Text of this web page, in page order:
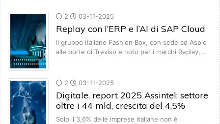
2 03-11-2025
Replay con l’ERP e l’AI di SAP Cloud
Il gruppo italiano Fashion Box, con sede ad Asolo
alle porte di Treviso e noto per i marchi Replay,…
2 03-11-2025
Digitale, report 2025 Assintel: settore
oltre i 44 mld, crescita del 4,5%
Solo il 3,6% delle imprese italiane non è